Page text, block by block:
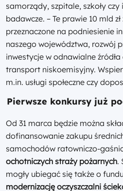
samorządy, szpitale, szkoły
badawcze. – Te prawie 10 mld
przeznaczone na podniesienie
naszego województwa, rozwój
inwestycje w odnawialne
transport niskoemisyjny.
m.in. usługi społeczne czy
Pierwsze konkursy już
Od 31 marca będzie można
dofinansowanie zakupu
samochodów ratowniczo-
ochotniczych straży pożarnych.
mogły ubiegać się także o
modernizację oczyszczalni